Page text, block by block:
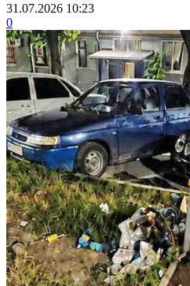
31.07.2026 10:23
0